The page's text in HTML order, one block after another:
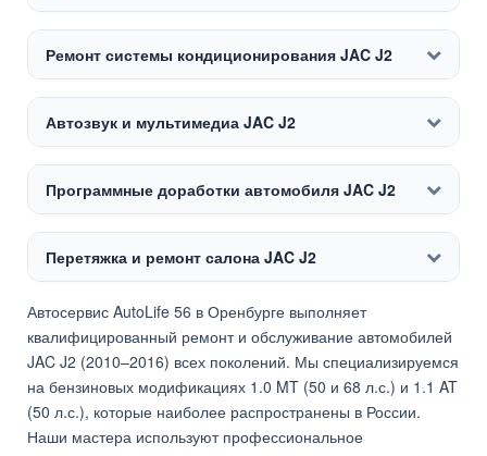
Ремонт системы кондиционирования JAC J2
Автозвук и мультимедиа JAC J2
Программные доработки автомобиля JAC J2
Перетяжка и ремонт салона JAC J2
Автосервис AutoLife 56 в Оренбурге выполняет
квалифицированный ремонт и обслуживание автомобилей
JAC J2 (2010–2016) всех поколений. Мы специализируемся
на бензиновых модификациях 1.0 MT (50 и 68 л.с.) и 1.1 AT
(50 л.с.), которые наиболее распространены в России.
Наши мастера используют профессиональное